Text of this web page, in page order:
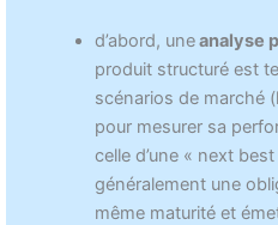
d’abord, uneanalyse
produit structuré est
scénarios de marché
pour mesurer sa
celle d’une « next
généralement une
même maturité et